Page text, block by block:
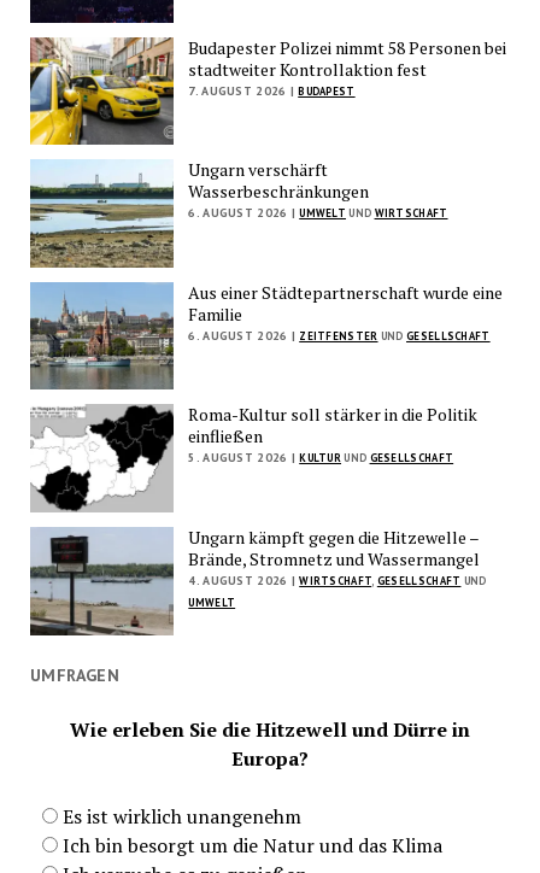
Budapester Polizei nimmt 58 Personen bei
stadtweiter Kontrollaktion fest
7. AUGUST 2026 | BUDAPEST
Ungarn verschärft
Wasserbeschränkungen
6. AUGUST 2026 | UMWELT UND WIRTSCHAFT
Aus einer Städtepartnerschaft wurde eine
Familie
6. AUGUST 2026 | ZEITFENSTER UNDGESELLSCHAFT
Roma-Kultur soll stärker in die Politik
einfließen
5. AUGUST 2026 | KULTURUND GESELLSCHAFT
Ungarn kämpft gegen die Hitzewelle –
Brände, Stromnetz und Wassermangel
4. AUGUST 2026 | WIRTSCHAFT GESELLSCHAFT UND
UMWELT
UMFRAGEN
Wie erleben Sie die Hitzewell und Dürre in
Europa?
Es ist wirklich unangenehm
Ich bin besorgt um die Natur und das Klima